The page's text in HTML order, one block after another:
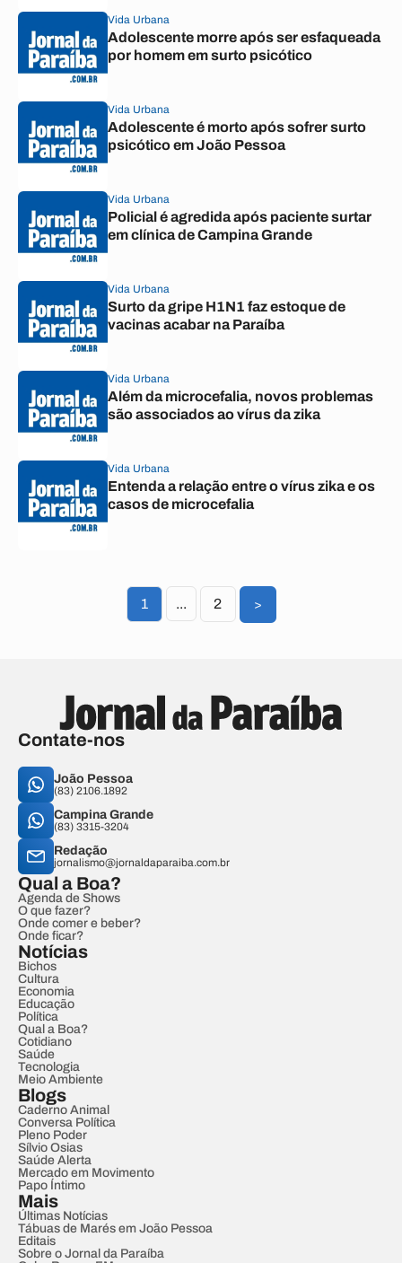
Vida Urbana
Adolescente morre após ser esfaqueada
por homem em surto psicótico
Vida Urbana
Adolescente é morto após sofrer surto
psicótico em João Pessoa
Vida Urbana
Policial é agredida após paciente surtar
em clínica de Campina Grande
Vida Urbana
Surto da gripe H1N1 faz estoque de
vacinas acabar na Paraíba
Vida Urbana
Além da microcefalia, novos problemas
são associados ao vírus da zika
Vida Urbana
Entenda a relação entre o vírus zika e os
casos de microcefalia
1 ... 2 >
Contate-nos
João Pessoa
(83) 2106.1892
Campina Grande
(83) 3315-3204
Redação
jornalismo@jornaldaparaiba.com.br
Qual a Boa?
Agenda de Shows
O que fazer?
Onde comer e beber?
Onde ficar?
Notícias
Bichos
Cultura
Economia
Educação
Política
Qual a Boa?
Cotidiano
Saúde
Tecnologia
Meio Ambiente
Blogs
Caderno Animal
Conversa Política
Pleno Poder
Sílvio Osias
Saúde Alerta
Mercado em Movimento
Papo Íntimo
Mais
Últimas Notícias
Tábuas de Marés em João Pessoa
Editais
Sobre o Jornal da Paraíba